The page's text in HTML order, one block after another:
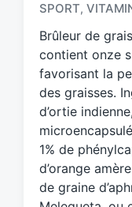
e
d
w
t
h
SPORT,
Brûleur de
contient onze
favorisant la
des graisses.
d’ortie
1% de
d’orange
de graine